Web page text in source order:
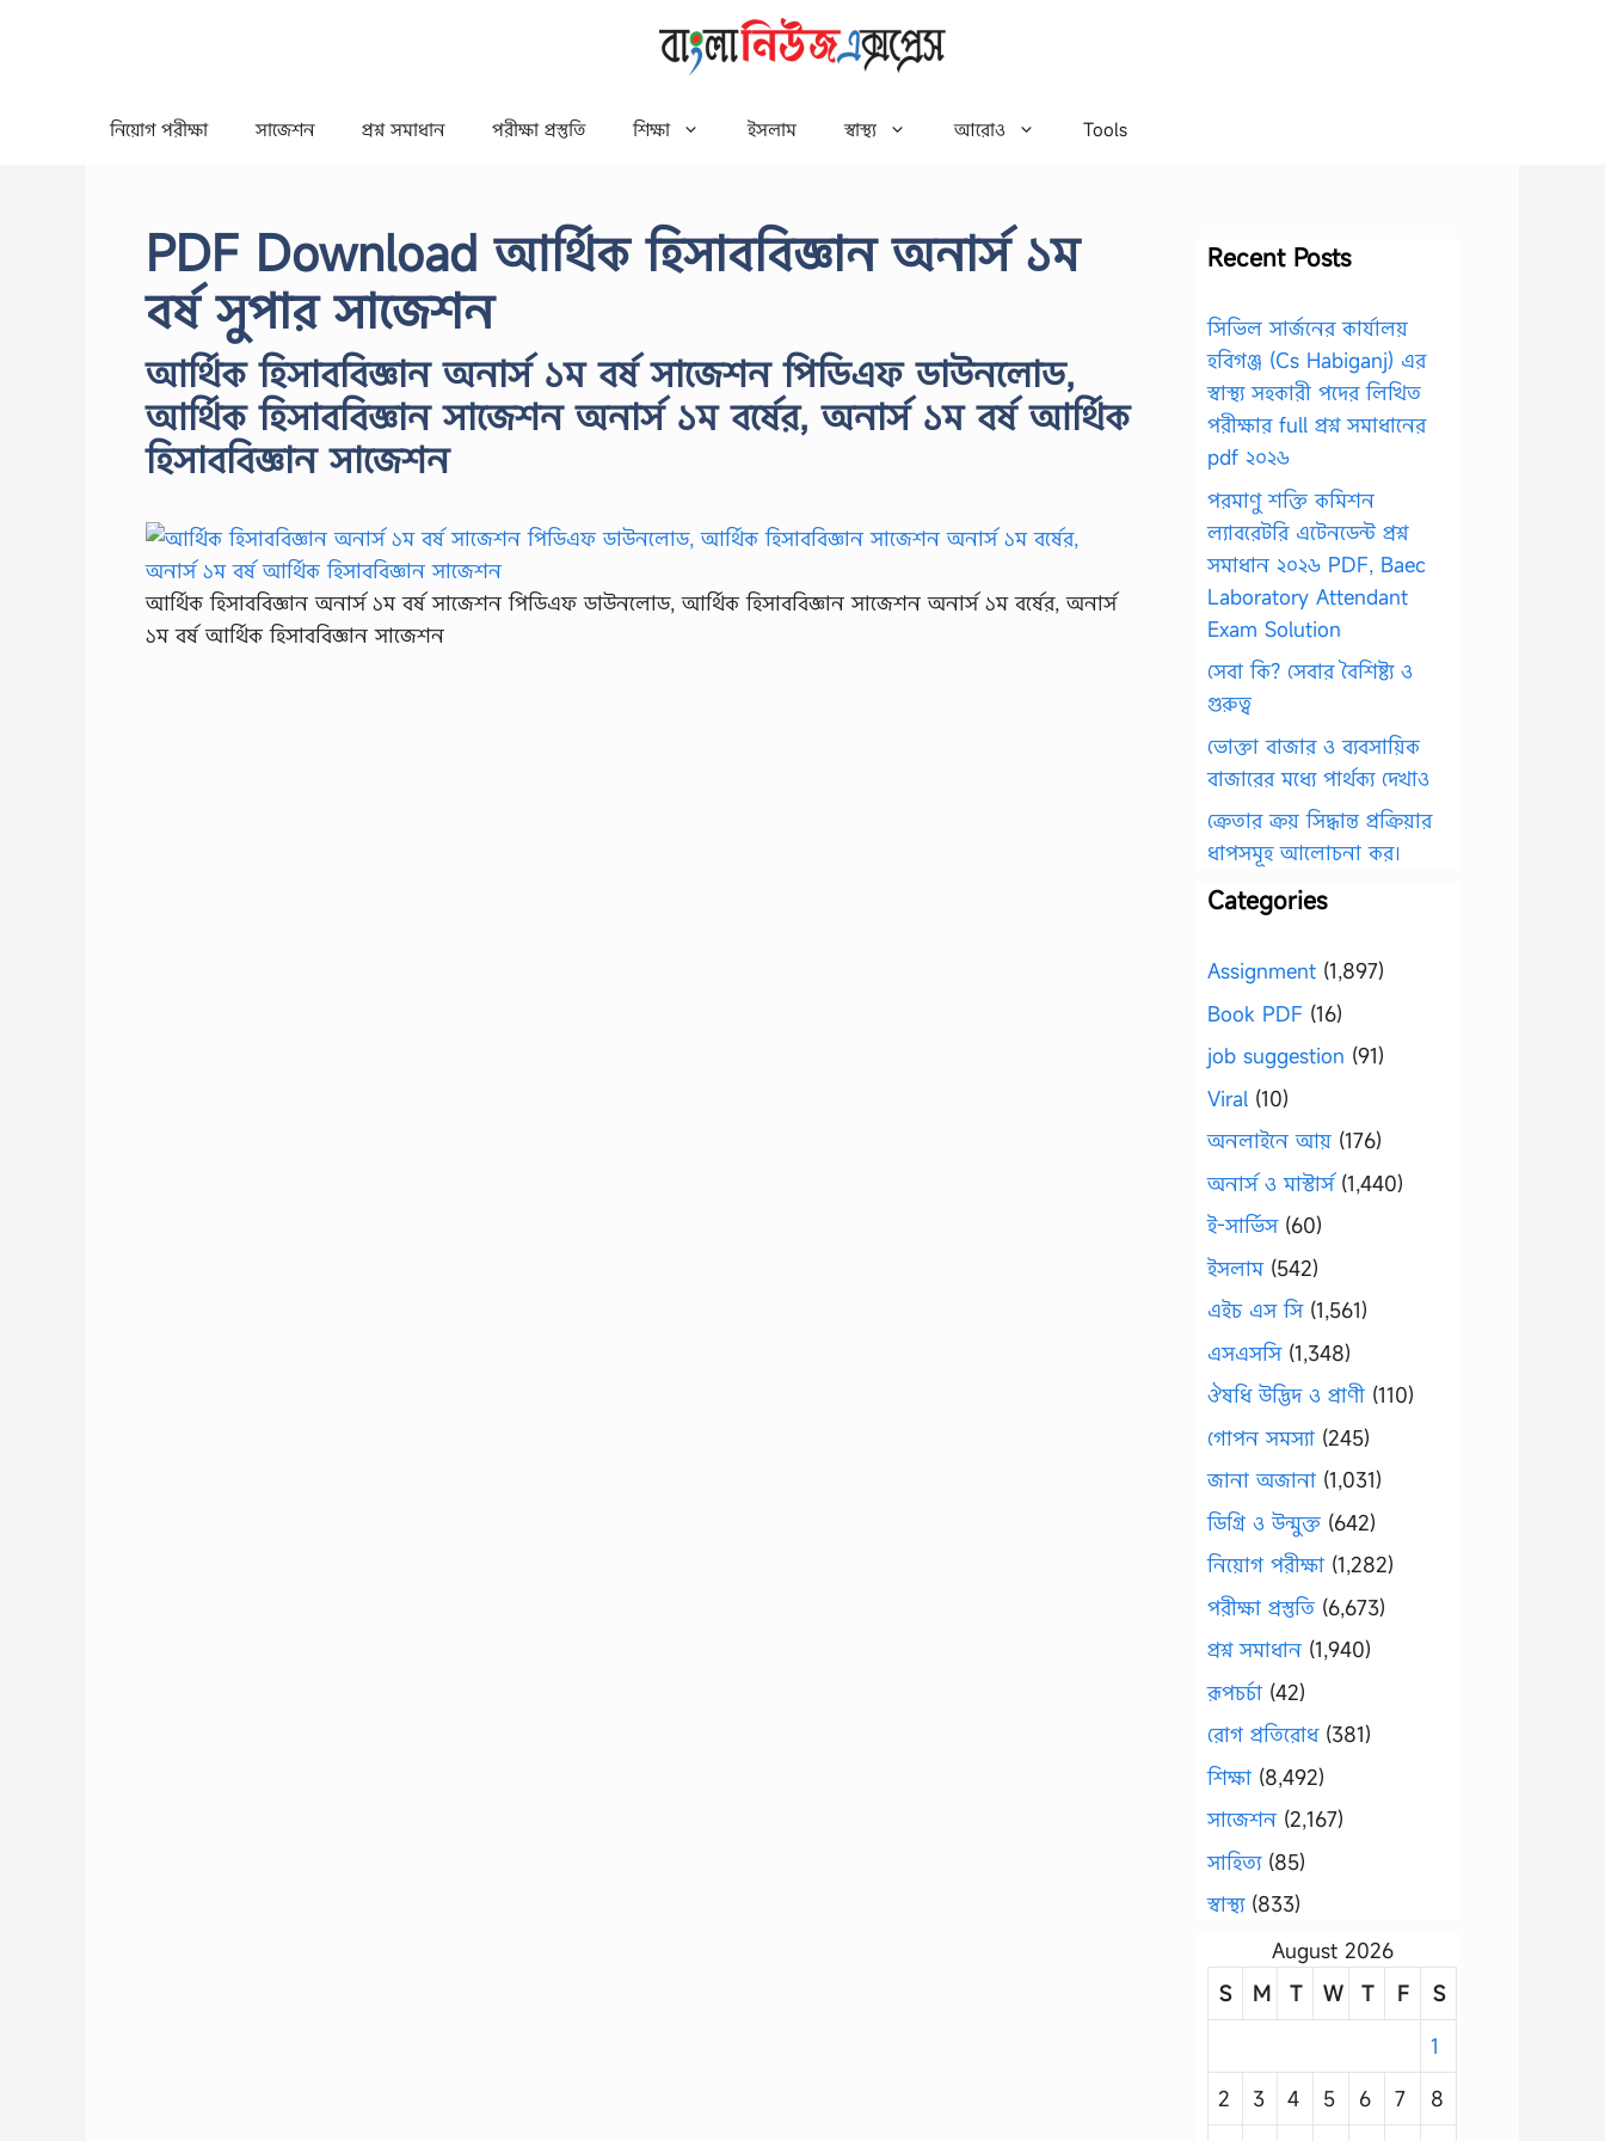
নিয়োগ পরীক্ষা সাজেশন প্রশ্ন সমাধান পরীক্ষা প্রস্তুতি শিক্ষা ইসলাম স্বাস্থ্য আরোও Tools
PDF Download আর্থিক হিসাববিজ্ঞান অনার্স ১ম
বর্ষ সুপার সাজেশন
আর্থিক হিসাববিজ্ঞান অনার্স ১ম বর্ষ সাজেশন পিডিএফ ডাউনলোড,
আর্থিক হিসাববিজ্ঞান সাজেশন অনার্স ১ম বর্ষের, অনার্স ১ম বর্ষ আর্থিক
হিসাববিজ্ঞান সাজেশন
আর্থিক হিসাববিজ্ঞান অনার্স ১ম বর্ষ সাজেশন পিডিএফ ডাউনলোড, আর্থিক হিসাববিজ্ঞান সাজেশন অনার্স ১ম বর্ষের, অনার্স
১ম বর্ষ আর্থিক হিসাববিজ্ঞান সাজেশন
Recent Posts
সিভিল সার্জনের কার্যালয়
হবিগঞ্জ (Cs Habiganj) এর
স্বাস্থ্য সহকারী পদের লিখিত
পরীক্ষার full প্রশ্ন সমাধানের
pdf ২০২৬
পরমাণু শক্তি কমিশন
ল্যাবরেটরি এটেনডেন্ট প্রশ্ন
সমাধান ২০২৬ PDF, Baec
Laboratory Attendant
Exam Solution
সেবা কি? সেবার বৈশিষ্ট্য ও
গুরুত্ব
ভোক্তা বাজার ও ব্যবসায়িক
বাজারের মধ্যে পার্থক্য দেখাও
ক্রেতার ক্রয় সিদ্ধান্ত প্রক্রিয়ার
ধাপসমূহ আলোচনা কর।
Categories
Assignment (1,897)
Book PDF (16)
job suggestion (91)
Viral (10)
অনলাইনে আয় (176)
অনার্স ও মাস্টার্স(1,440)
ই-সার্ভিস(60)
ইসলাম(542)
এইচ এস সি(1,561)
এসএসসি(1,348)
ঔষধি উদ্ভিদ ও প্রাণী (110)
গোপন সমস্যা (245)
জানা অজানা (1,031)
ডিগ্রি ও উন্মুক্ত (642)
নিয়োগ পরীক্ষা (1,282)
পরীক্ষা প্রস্তুতি (6,673)
প্রশ্ন সমাধান (1,940)
রূপচর্চা (42)
রোগ প্রতিরোধ(381)
শিক্ষা (8,492)
সাজেশন (2,167)
সাহিত্য(85)
স্বাস্থ্য(833)
August 2026
S
M T W T F
S
1
2
3 4 5 6 7
8